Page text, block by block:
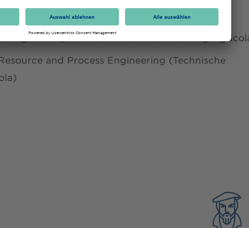
(Technische Hochschule Georg
and Process Engineering (Technische